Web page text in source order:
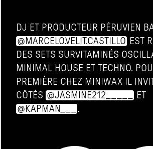
@MARCELO.VELIT.CASTILLO EST
DES SETS SURVITAMINÉS
MINIMAL HOUSE ET TECHNO.
PREMIÈRE CHEZ MINIWAX IL
CÔTÉS @JASMINE212_____
@KAPMAN___
.